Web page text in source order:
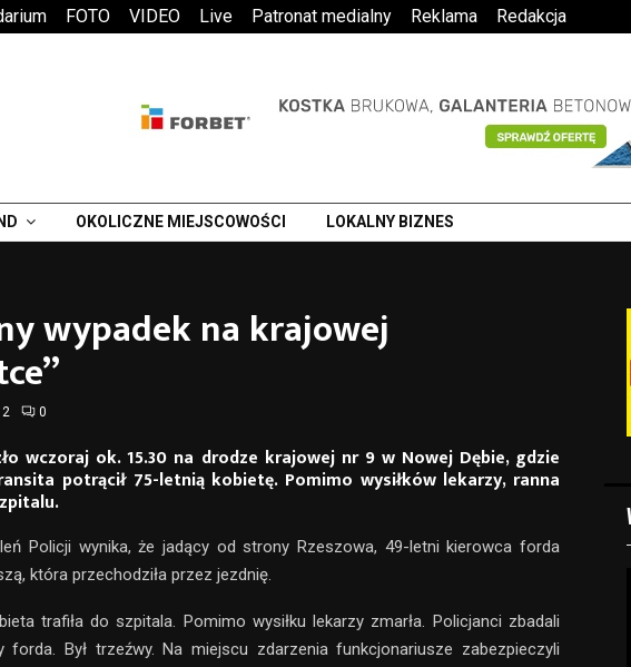
FOTO VIDEO Live Patronat medialny Reklama Redakcja
OKOLICZNE MIEJSCOWOŚCI LOKALNY BIZNES
wypadek na krajowej
0
wczoraj ok. 15.30 na drodze krajowej nr 9 w Nowej Dębie, gdzie
potrącił 75-letnią kobietę. Pomimo wysiłków lekarzy, ranna
Policji wynika, że jadący od strony Rzeszowa, 49-letni kierowca forda
która przechodziła przez jezdnię.
trafiła do szpitala. Pomimo wysiłku lekarzy zmarła. Policjanci zbadali
forda. Był trzeźwy. Na miejscu zdarzenia funkcjonariusze zabezpieczyli